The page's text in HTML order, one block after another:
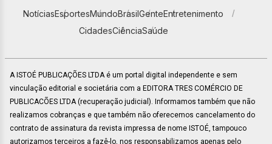
NotíciasEsportesMundoBrasilGenteEntretenimento
CidadesCiênciaSaúde
A ISTOÉ PUBLICAÇÕES LTDA é um portal digital independente e sem
vinculação editorial e societária com a EDITORA TRES COMÉRCIO DE
PUBLICACÕES LTDA (recuperação judicial). Informamos também que não
realizamos cobranças e que também não oferecemos cancelamento do
contrato de assinatura da revista impressa de nome ISTOÉ, tampouco
autorizamos terceiros a fazê-lo, nos responsabilizamos apenas pelo